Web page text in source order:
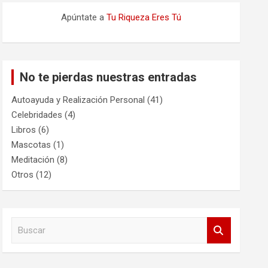
Apúntate aTu Riqueza Eres Tú
No te pierdas nuestras entradas
Autoayuda y Realización Personal (41)
Celebridades (4)
Libros (6)
Mascotas (1)
Meditación (8)
Otros (12)